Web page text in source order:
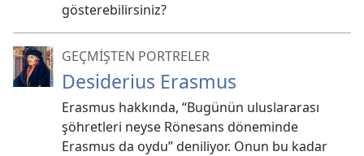
gösterebilirsiniz?
GEÇMİŞTEN PORTRELER
Desiderius Erasmus
Erasmus hakkında, “Bugünün uluslararası
şöhretleri neyse Rönesans döneminde
Erasmus da oydu” deniliyor. Onun bu kadar